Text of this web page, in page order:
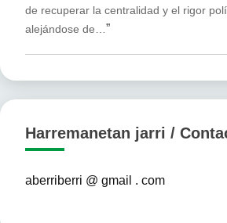
de recuperar la centralidad y el rigor
alejándose de… ”
Harremanetan jarri /
aberriberri @ gmail . com